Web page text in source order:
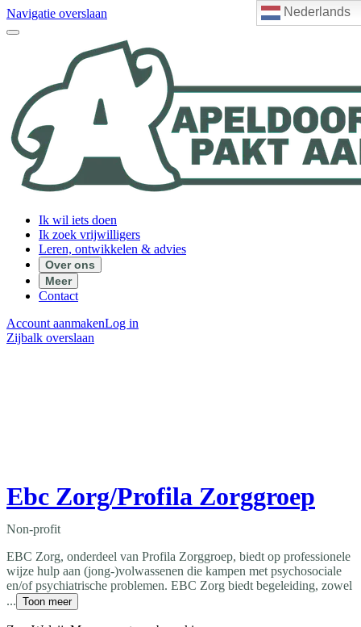
Nederlands
Navigatie overslaan
Ik wil iets doen
Ik zoek vrijwilligers
Leren, ontwikkelen & advies
Over ons
Meer
Contact
Account aanmakenLog in
Zijbalk overslaan
Ebc Zorg/Profila Zorggroep
Non-profit
EBC Zorg, onderdeel van Profila Zorggroep, biedt op professionele
wijze hulp aan (jong-)volwassenen die kampen met psychosociale
en/of psychiatrische problemen. EBC Zorg biedt begeleiding, zowel
... Toon meer